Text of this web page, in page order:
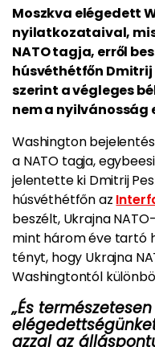
Moszkva elégedett
nyilatkozataival,
NATO tagja, erről
húsvéthétfőn Dmitrij
szerint a végleges
nem a
Washington
a NATO tagja,
jelentette ki Dmitrij
húsvéthétfőn az
beszélt, Ukrajna
mint három éve tartó
tényt, hogy Ukrajna
Washingtontól
„És
azzal az